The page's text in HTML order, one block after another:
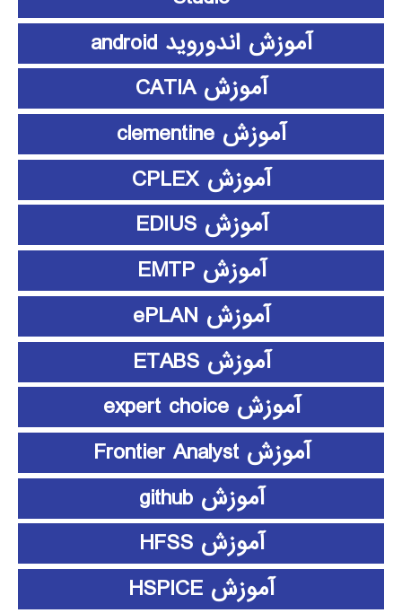
آموزش اندوروید android
آموزش CATIA
آموزش clementine
آموزش CPLEX
آموزش EDIUS
آموزش EMTP
آموزش ePLAN
آموزش ETABS
آموزش expert choice
آموزش Frontier Analyst
آموزش github
آموزش HFSS
آموزش HSPICE